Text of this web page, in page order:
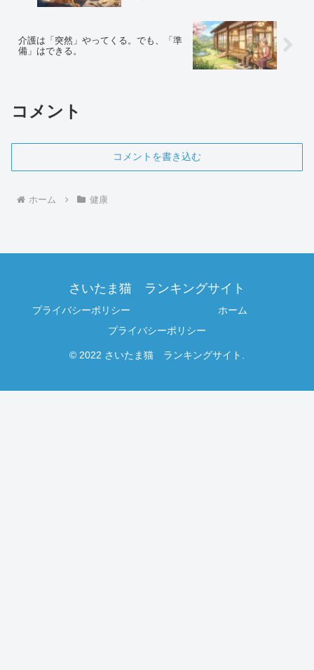
介護は「突然」やってくる。でも、「準
備」はできる。
コメント
コメントを書き込む
ホーム 健康
さいたま猫 ランキングサイト
プライバシーポリシー
ホーム
プライバシーポリシー
© 2022 さいたま猫 ランキングサイト.